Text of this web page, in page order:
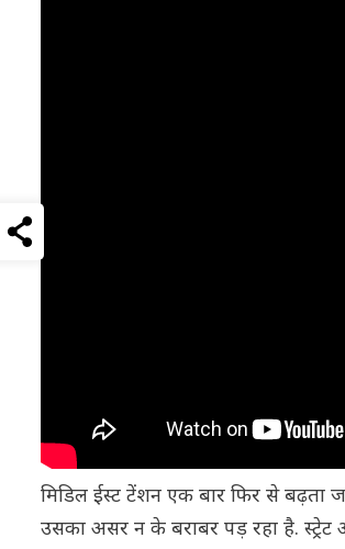
मिडिल ईस्ट टेंशन एक बार फिर से बढ़ता
उसका असर न के बराबर पड़ रहा है.